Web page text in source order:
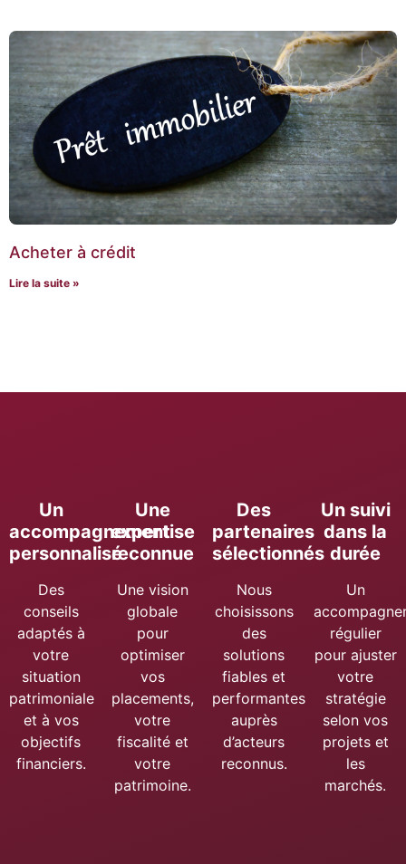
Acheter à crédit
Lire la suite »
Un
accompagnement
personnalisé
Des
conseils
adaptés à
votre
situation
patrimoniale
et à vos
objectifs
financiers.
Une
expertise
reconnue
Une vision
globale
pour
optimiser
vos
placements,
votre
fiscalité et
votre
patrimoine.
Des
partenaires
sélectionnés
Nous
choisissons
des
solutions
fiables et
performantes
auprès
d’acteurs
reconnus.
Un suivi
dans la
durée
Un
régulier
pour ajuster
votre
stratégie
selon vos
projets et
les
marchés.